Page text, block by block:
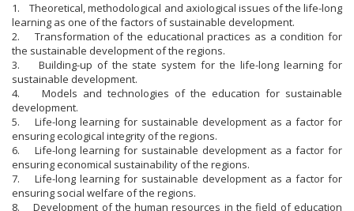
1. Theoretical, methodological and axiological issues of the life-long
learning as one of the factors of sustainable development.
2. Transformation of the educational practices as a condition for
the sustainable development of the regions.
3. Building-up of the state system for the life-long learning for
sustainable development.
4. Models and technologies of the education for sustainable
development.
5. Life-long learning for sustainable development as a factor for
ensuring ecological integrity of the regions.
6. Life-long learning for sustainable development as a factor for
ensuring economical sustainability of the regions.
7. Life-long learning for sustainable development as a factor for
ensuring social welfare of the regions.
8. Development of the human resources in the field of education